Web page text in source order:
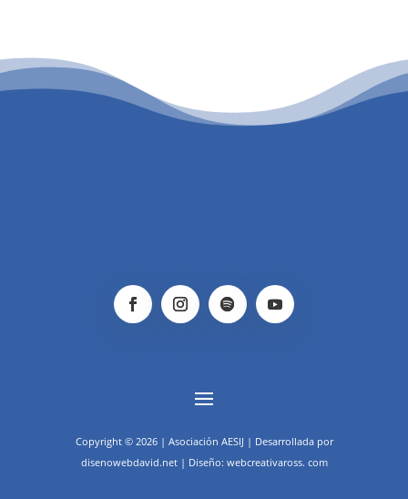
PATROCINIO CULTURAL
Copyright © 2026 | Asociación AESIJ | Desarrollada por
disenowebdavid.net | Diseño: webcreativaross. com